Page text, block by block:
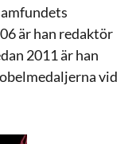
är han redaktör
2011 är han
vid